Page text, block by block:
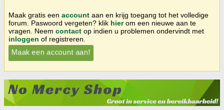
Maak gratis een account aan en krijg toegang tot het volledige
forum. Paswoord vergeten? klik hierom een nieuwe aan te
vragen. Neem contact op indien u problemen ondervindt met
inloggen of registreren.
Maak een account aan!